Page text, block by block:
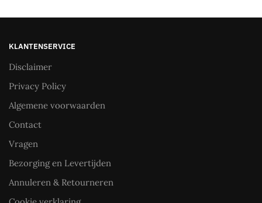
KLANTENSERVICE
Disclaimer
Privacy Policy
Algemene voorwaarden
Contact
Vragen
Bezorging en Levertijden
Annuleren & Retourneren